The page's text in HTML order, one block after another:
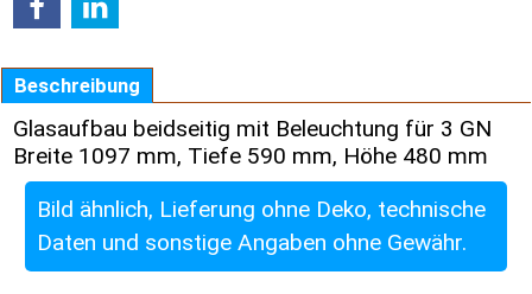
Beschreibung
Glasaufbau beidseitig mit Beleuchtung für 3 GN
Breite 1097 mm, Tiefe 590 mm, Höhe 480 mm
Bild ähnlich, Lieferung ohne Deko, technische
Daten und sonstige Angaben ohne Gewähr.